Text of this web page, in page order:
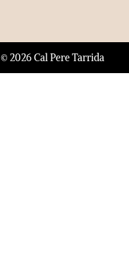
© 2026 Cal Pere Tarrida